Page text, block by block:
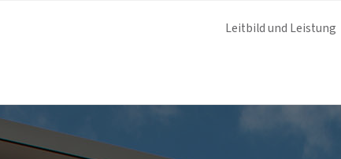
Leitbild und Leistung